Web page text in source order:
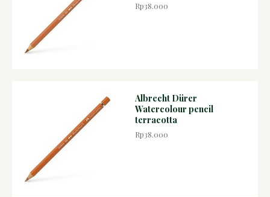
Rp38.000
Albrecht Dürer
Watercolour pencil
terracotta
Rp38.000